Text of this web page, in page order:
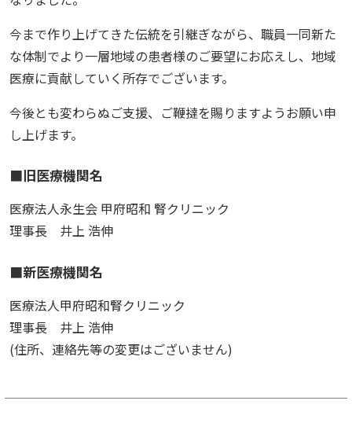
今まで作り上げてきた伝統を引継ぎながら、職員一同新た
な体制でより一層地域の患者様のご要望にお応えし、地域
医療に貢献していく所存でございます。
今後とも変わらぬご支援、ご鞭撻を賜りますようお願い申
し上げます。
■旧医療機関名
医療法人永生会 甲府昭和 腎クリニック
理事長 井上 浩伸
■新医療機関名
医療法人甲府昭和腎クリニック
理事長 井上 浩伸
(住所、連絡先等の変更はございません)